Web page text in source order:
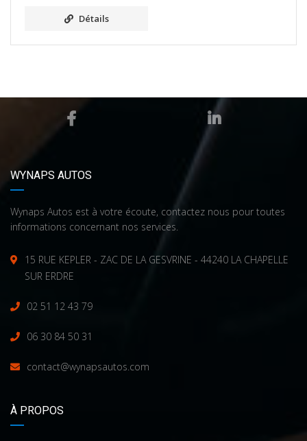
Détails
WYNAPS AUTOS
Wynaps Autos est à votre écoute, contactez nous pour toutes
informations concernant nos services.
15 RUE KEPLER - ZAC DE LA GESVRINE - 44240 LA CHAPELLE
SUR ERDRE
02 51 12 43 79
06 30 84 50 31
contact@wynapsautos.com
À PROPOS